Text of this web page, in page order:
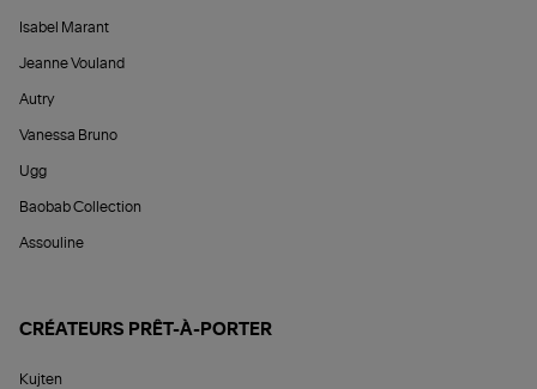
Isabel Marant
Jeanne Vouland
Autry
Vanessa Bruno
Ugg
Baobab Collection
Assouline
CRÉATEURS PRÊT-À-PORTER
Kujten